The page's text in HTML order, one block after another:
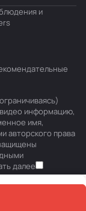
и
информацию,
имя,
авторского права
далее